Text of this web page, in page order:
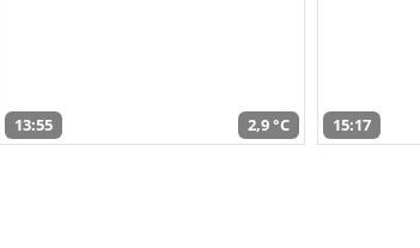
13:55 2,9 °C 15:17